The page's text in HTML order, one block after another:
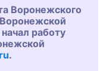
Воронежского
работу
.